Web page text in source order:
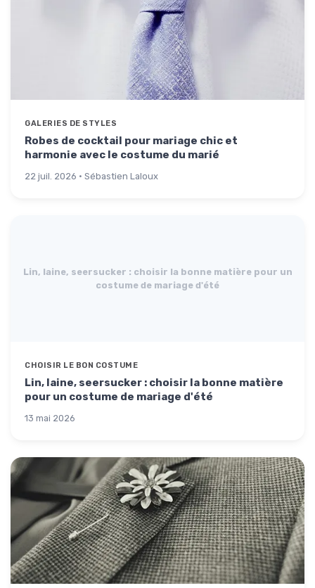
GALERIES DE STYLES
Robes de cocktail pour mariage chic et
harmonie avec le costume du marié
22 juil. 2026 · Sébastien Laloux
Lin, laine, seersucker : choisir la bonne matière pour un
costume de mariage d'été
CHOISIR LE BON COSTUME
Lin, laine, seersucker : choisir la bonne matière
pour un costume de mariage d'été
13 mai 2026